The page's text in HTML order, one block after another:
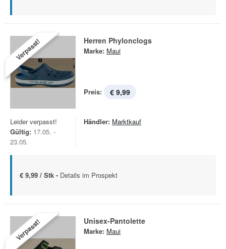
Verpasst! Herren Phylonclogs
Marke: Maui
Preis: € 9,99
Leider verpasst!
Gültig: 17.05. -
23.05.
Händler: Marktkauf
€ 9,99 / Stk - Details im Prospekt
Verpasst! Unisex-Pantolette
Marke: Maui